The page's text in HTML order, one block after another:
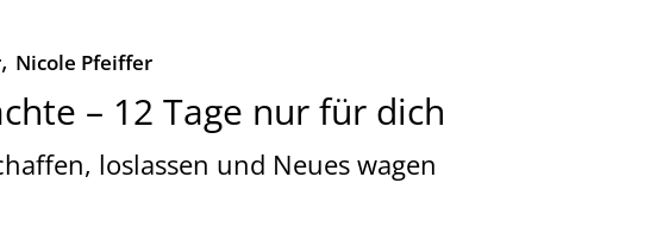
, Nicole Pfeiffer
– 12 Tage nur für dich
loslassen und Neues wagen